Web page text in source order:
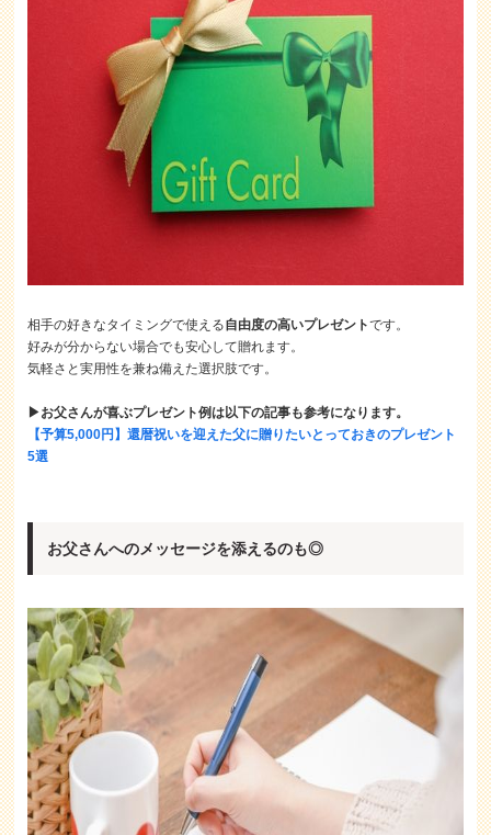
相手の好きなタイミングで使える自由度の高いプレゼントです。
好みが分からない場合でも安心して贈れます。
気軽さと実用性を兼ね備えた選択肢です。
▶お父さんが喜ぶプレゼント例は以下の記事も参考になります。
【予算5,000円】還暦祝いを迎えた父に贈りたいとっておきのプレゼント
5選
お父さんへのメッセージを添えるのも◎